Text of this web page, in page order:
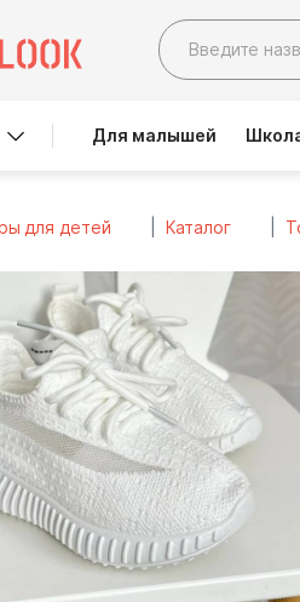
Для малышей
для детей Каталог